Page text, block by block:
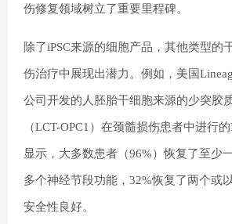
伤修复领域树立了重要里程碑。
除了iPSC来源的细胞产品，其他类型的
伤治疗中展现出潜力。例如，美国
公司开发的人胚胎干细胞来源的少突胶
（LCT-OPC1）在颈髓损伤患者中进行
显示，大多数患者（96%）恢复了至少
多个神经节段功能，32%恢复了两个或
安全性良好。